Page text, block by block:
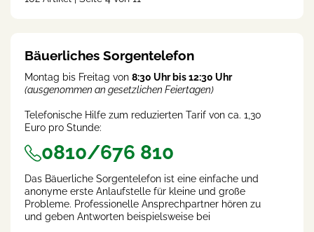
Bäuerliches Sorgentelefon
Montag bis Freitag von 8:30 Uhr bis 12:30 Uhr
(ausgenommen an gesetzlichen Feiertagen)
Telefonische Hilfe zum reduzierten Tarif von ca. 1,30
Euro pro Stunde:
0810/676 810
Das Bäuerliche Sorgentelefon ist eine einfache und
anonyme erste Anlaufstelle für kleine und große
Probleme. Professionelle Ansprechpartner hören zu
und geben Antworten beispielsweise bei